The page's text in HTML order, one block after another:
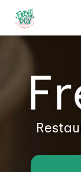
contenu
principal